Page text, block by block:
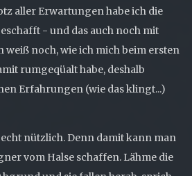
Tür wurde hinzugefügt.
fertig
Ebene oben... Ich
lange Wartezeit, doch Zelda SS
analysiert werden, was mich
geschrieben. Jetzt fehlt nur
Tür und das ist die Lösung
Sie ist endlich fertig.
gesonderten Dank anVyserhad
aller Erwartungen habe ich die
- und das auch noch mit
weiß noch, wie ich mich beim ersten
rumgeqüalt habe, deshalb
Erfahrungen (wie das klingt...)
nützlich. Denn damit kann man
vom Halse schaffen. Lähme die